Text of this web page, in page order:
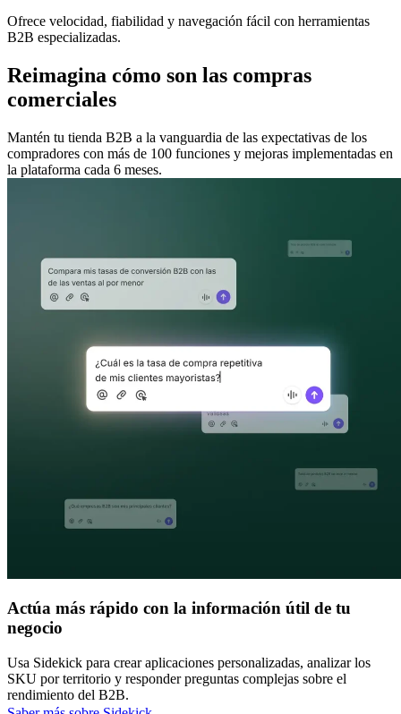
Ofrece velocidad, fiabilidad y navegación fácil con herramientas
B2B especializadas.
Reimagina cómo son las compras
comerciales
Mantén tu tienda B2B a la vanguardia de las expectativas de los
compradores con más de 100 funciones y mejoras implementadas en
la plataforma cada 6 meses.
Actúa más rápido con la información útil de tu
negocio
Usa Sidekick para crear aplicaciones personalizadas, analizar los
SKU por territorio y responder preguntas complejas sobre el
rendimiento del B2B.